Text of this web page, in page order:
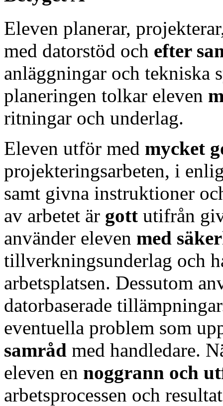
Eleven planerar,
med datorstöd och efter
anläggningar och tekniska
planeringen tolkar eleven
ritningar och underlag.
Eleven utför med mycket
projekteringsarbeten, i
samt givna instruktioner
av arbetet är gott utifrån
använder eleven med
tillverkningsunderlag och
arbetsplatsen. Dessutom
datorbaserade
eventuella problem som
samråd med handledare.
eleven en noggrann och
arbetsprocessen och